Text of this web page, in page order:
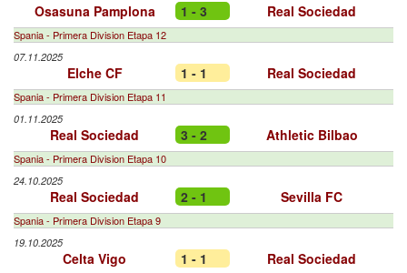
Osasuna Pamplona 1 - 3 Real Sociedad
Spania - Primera Division Etapa 12
07.11.2025
Elche CF 1 - 1 Real Sociedad
Spania - Primera Division Etapa 11
01.11.2025
Real Sociedad 3 - 2 Athletic Bilbao
Spania - Primera Division Etapa 10
24.10.2025
Real Sociedad 2 - 1 Sevilla FC
Spania - Primera Division Etapa 9
19.10.2025
Celta Vigo 1 - 1 Real Sociedad